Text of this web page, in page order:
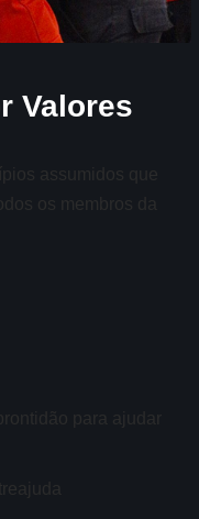
Valores
assumidos que
os membros da
para ajudar